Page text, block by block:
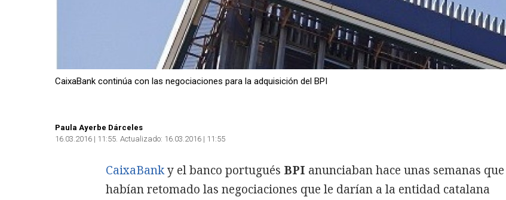
CaixaBank continúa con las negociaciones para la adquisición del BPI
Paula Ayerbe Dárceles
16.03.2016 | 11:55 Actualizado: 16.03.2016 | 11:55
CaixaBanky el banco portugués BPI anunciaban hace unas semanas que
habían retomado las negociaciones que le darían a la entidad catalana